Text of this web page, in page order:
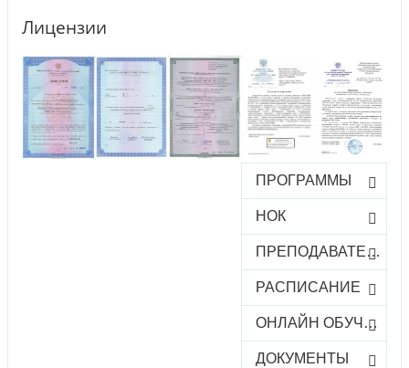
Лицензии
ПРОГРАММЫ
НОК
ПРЕПОДАВАТЕЛИ
РАСПИСАНИЕ
ОНЛАЙН ОБУЧЕНИЕ
ДОКУМЕНТЫ